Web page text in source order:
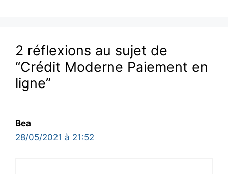
2 réflexions au sujet de
“Crédit Moderne Paiement en
ligne”
Bea
28/05/2021 à 21:52